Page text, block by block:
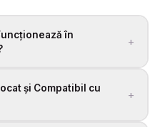
în
+
și Compatibil cu
+